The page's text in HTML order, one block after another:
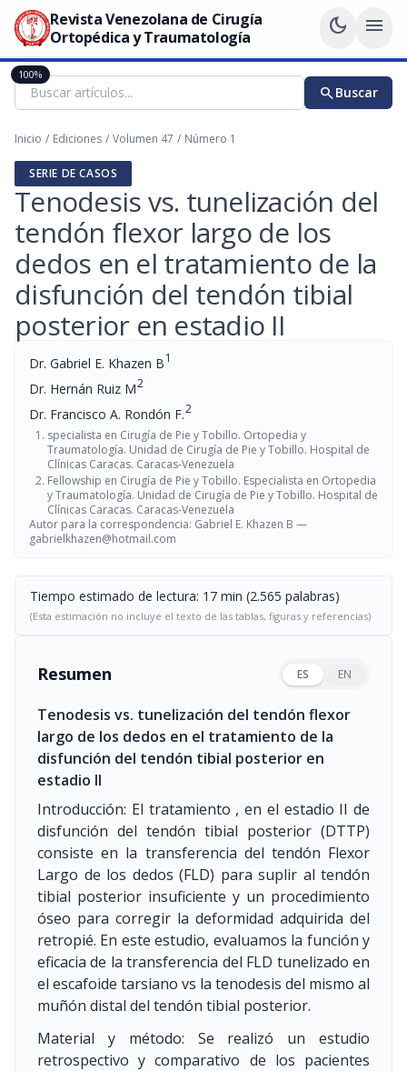
Revista Venezolana de Cirugía
Ortopédica y Traumatología
dark_mode menu
searchBuscar
Inicio / Ediciones / Volumen 47 / Número 1
SERIE DE CASOS
Tenodesis vs. tunelización del
tendón flexor largo de los
dedos en el tratamiento de la
disfunción del tendón tibial
posterior en estadio II
Dr. Gabriel E. Khazen B1
Dr. Hernán Ruiz M2
Dr. Francisco A. Rondón F.2
specialista en Cirugía de Pie y Tobillo. Ortopedia y
Traumatología. Unidad de Cirugía de Pie y Tobillo. Hospital de
Clínicas Caracas. Caracas-Venezuela
Fellowship en Cirugía de Pie y Tobillo. Especialista en Ortopedia
y Traumatología. Unidad de Cirugía de Pie y Tobillo. Hospital de
Clínicas Caracas. Caracas-Venezuela
Autor para la correspondencia: Gabriel E. Khazen B —
gabrielkhazen@hotmail.com
Tiempo estimado de lectura: 17 min (2.565 palabras)
(Esta estimación no incluye el texto de las tablas, figuras y referencias)
Resumen ES EN
Tenodesis vs. tunelización del tendón flexor
largo de los dedos en el tratamiento de la
disfunción del tendón tibial posterior en
estadio II
Introducción: El tratamiento , en el estadio II de
disfunción del tendón tibial posterior (DTTP)
consiste en la transferencia del tendón Flexor
Largo de los dedos (FLD) para suplir al tendón
tibial posterior insuficiente y un procedimiento
óseo para corregir la deformidad adquirida del
retropié. En este estudio, evaluamos la función y
eficacia de la transferencia del FLD tunelizado en
el escafoide tarsiano vs la tenodesis del mismo al
muñón distal del tendón tibial posterior.
Material y método: Se realizó un estudio
retrospectivo y comparativo de los pacientes
100%